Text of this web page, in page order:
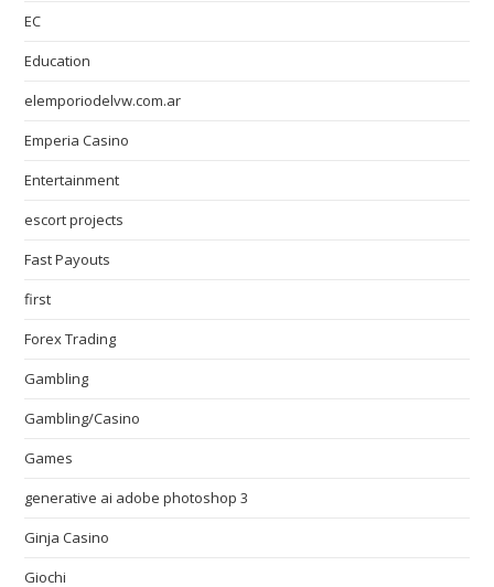
EC
Education
elemporiodelvw.com.ar
Emperia Casino
Entertainment
escort projects
Fast Payouts
first
Forex Trading
Gambling
Gambling/Casino
Games
generative ai adobe photoshop 3
Ginja Casino
Giochi